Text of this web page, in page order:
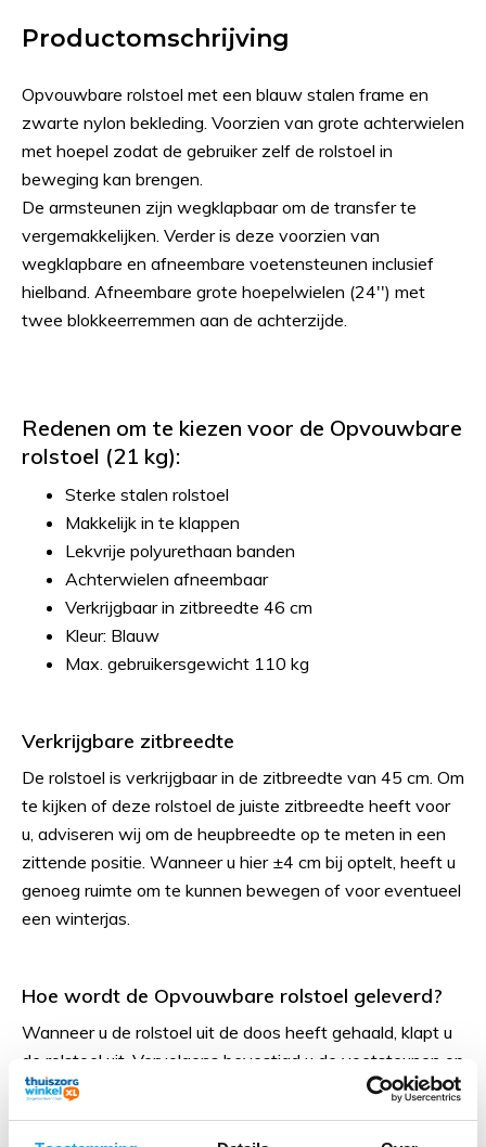
Productomschrijving
Opvouwbare rolstoel met een blauw stalen frame en
zwarte nylon bekleding. Voorzien van grote achterwielen
met hoepel zodat de gebruiker zelf de rolstoel in
beweging kan brengen.
De armsteunen zijn wegklapbaar om de transfer te
vergemakkelijken. Verder is deze voorzien van
wegklapbare en afneembare voetensteunen inclusief
hielband. Afneembare grote hoepelwielen (24'') met
twee blokkeerremmen aan de achterzijde.
Redenen om te kiezen voor de Opvouwbare
rolstoel (21 kg):
Sterke stalen rolstoel
Makkelijk in te klappen
Lekvrije polyurethaan banden
Achterwielen afneembaar
Verkrijgbaar in zitbreedte 46 cm
Kleur: Blauw
Max. gebruikersgewicht 110 kg
Verkrijgbare zitbreedte
De rolstoel is verkrijgbaar in de zitbreedte van 45 cm. Om
te kijken of deze rolstoel de juiste zitbreedte heeft voor
u, adviseren wij om de heupbreedte op te meten in een
zittende positie. Wanneer u hier ±4 cm bij optelt, heeft u
genoeg ruimte om te kunnen bewegen of voor eventueel
een winterjas.
Hoe wordt de Opvouwbare rolstoel geleverd?
Wanneer u de rolstoel uit de doos heeft gehaald, klapt u
de rolstoel uit. Vervolgens bevestigd u de voetsteunen op
het frame en stelt deze op de juiste hoogte af. Waarna
de rolstoel klaar voor gebruik is.